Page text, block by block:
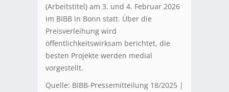
(Arbeitstitel) am 3. und 4. Februar 2026
im BIBB in Bonn statt. Über die
Preisverleihung wird
öffentlichkeitswirksam berichtet, die
besten Projekte werden medial
vorgestellt.
Quelle: BIBB-Pressemitteilung 18/2025 |